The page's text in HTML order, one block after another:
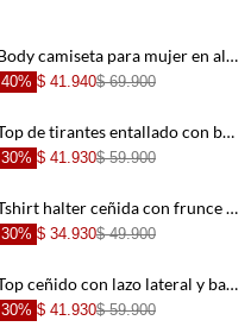
Body camiseta para mujer en algodón beige fit ceñido acanalado
40% $ 41.940$ 69.900
Top de tirantes entallado con bajo pico asimétrico en algodón marrón para mujer
30% $ 41.930$ 59.900
Tshirt halter ceñida con frunce central en algodón blanco para mujer
30% $ 34.930$ 49.900
Top ceñido con lazo lateral y bajo asimétrico en punto acanalado camel para mujer
30% $ 41.930$ 59.900